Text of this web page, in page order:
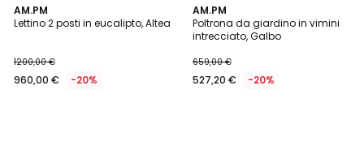
AM.PM
Lettino 2 posti in eucalipto, Altea
1200,00 €
960,00 € -20%
AM.PM
Poltrona da giardino in vimini
intrecciato, Galbo
659,00 €
527,20 € -20%